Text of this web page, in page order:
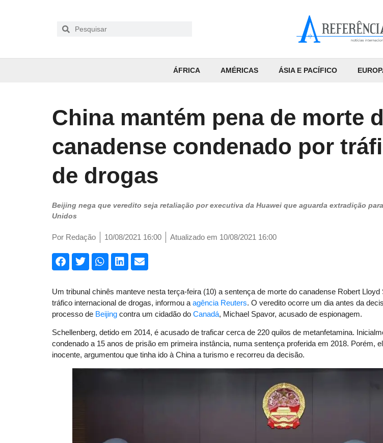
ÁFRICA AMÉRICAS ÁSIA E PACÍFICO
China mantém pena de morte
canadense condenado por
de drogas
Beijing nega que veredito seja retaliação por executiva da Huawei que aguarda extradição
Unidos
Por Redação 10/08/2021 16:00 Atualizado em 10/08/2021 16:00
Um tribunal chinês manteve nesta terça-feira (10) a sentença de morte do canadense Robert Lloyd
tráfico internacional de drogas, informou a agência Reuters. O veredito ocorre um dia antes da
processo de Beijing contra um cidadão do Canadá, Michael Spavor, acusado de espionagem.
Schellenberg, detido em 2014, é acusado de traficar cerca de 220 quilos de metanfetamina.
condenado a 15 anos de prisão em primeira instância, numa sentença proferida em 2018. Porém,
inocente, argumentou que tinha ido à China a turismo e recorreu da decisão.